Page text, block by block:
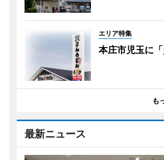
エリア特集
本庄市児玉に
も
最新ニュース